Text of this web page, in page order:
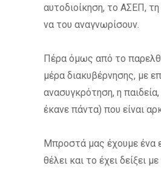
αυτοδιοίκηση, το ΑΣΕΠ,
να του αναγνωρίσουν.
Πέρα όμως από το
μέρα διακυβέρνησης, με
ανασυγκρότηση, η
έκανε πάντα) που είναι
Μπροστά μας έχουμε ένα
θέλει και το έχει δείξει